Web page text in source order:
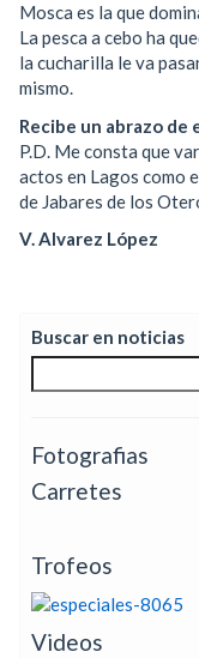
Mosca es la que
La pesca a cebo ha
la cucharilla le va
mismo.
Recibe un abrazo de
P.D. Me consta que
actos en Lagos como
de Jabares de los
V. Alvarez López
Buscar en noticias
Fotografias
Carretes
Trofeos
Videos